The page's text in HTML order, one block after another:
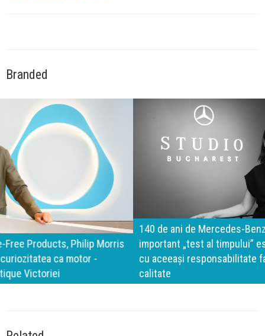
Branded
140 de ani de Mercedes-Benz. Ramona Pîrlog: Cel mai
important „test al timpului” este să inovăm constant, dar
cu aceeași responsabilitate față de oameni, siguranță și
calitate